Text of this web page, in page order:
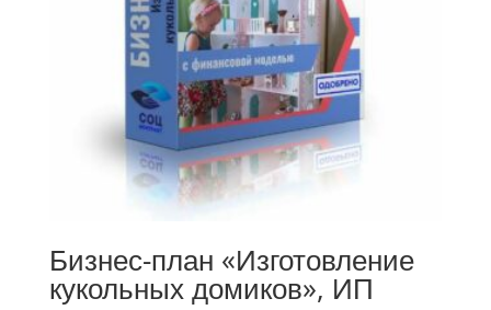
Бизнес-план «Изготовление
кукольных домиков», ИП